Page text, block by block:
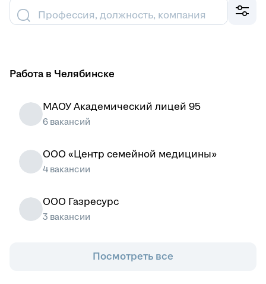
Профессия, должность, компания
Работа в Челябинске
МАОУ Академический лицей 95
6 вакансий
ООО «Центр семейной медицины»
4 вакансии
ООО Газресурс
3 вакансии
Посмотреть все